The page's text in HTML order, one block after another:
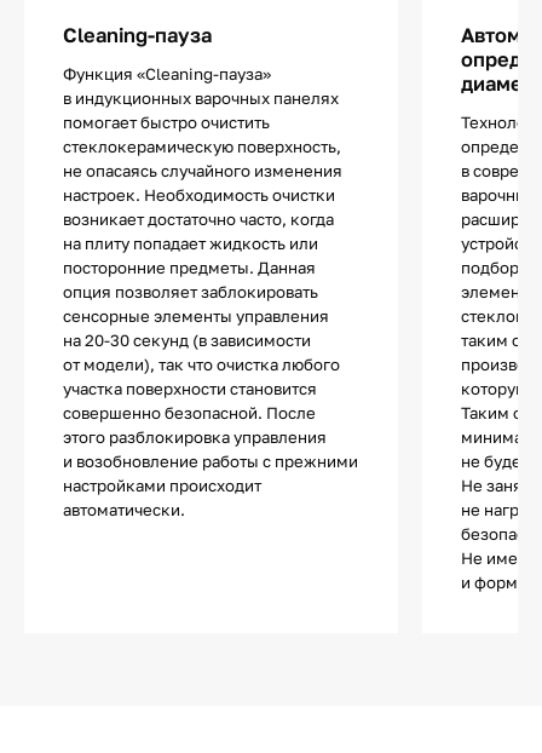
Cleaning-пауза
Функция «Cleaning-пауза»
в индукционных варочных панелях
помогает быстро очистить
стеклокерамическую поверхность,
не опасаясь случайного изменения
настроек. Необходимость очистки
возникает достаточно часто, когда
на плиту попадает жидкость или
посторонние предметы. Данная
опция позволяет заблокировать
сенсорные элементы управления
на 20-30 секунд (в зависимости
от модели), так что очистка любого
участка поверхности становится
совершенно безопасной. После
этого разблокировка управления
и возобновление работы с прежними
настройками происходит
автоматически.
в
варочных
подбор
элементы
таким
которую
Таким
не будет
Не
не
Не имеет
и форма